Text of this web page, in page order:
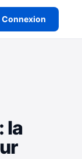
Connexion
la